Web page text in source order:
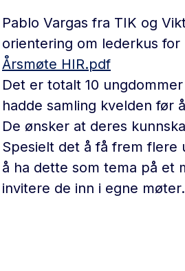
Pablo Vargas fra TIK og
orientering om lederkus for
Årsmøte HIR.pdf
Det er totalt 10
hadde samling kvelden før
De ønsker at deres
Spesielt det å få frem flere
å ha dette som tema på et
invitere de inn i egne møter.